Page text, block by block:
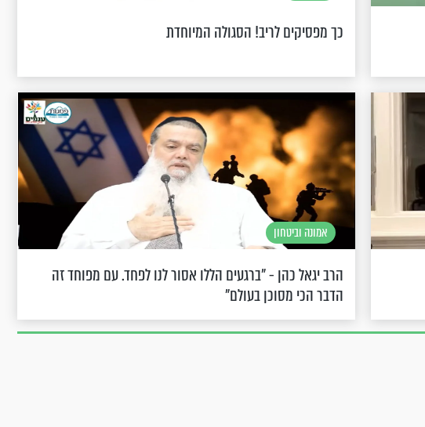
כך מפסיקים לריב! הסגולה המיוחדת
אמונה וביטחון
הרב יגאל כהן - "ברגעים הללו אסור לנו לפחד. עם מפוחד זה
הדבר הכי מסוכן בעולם"